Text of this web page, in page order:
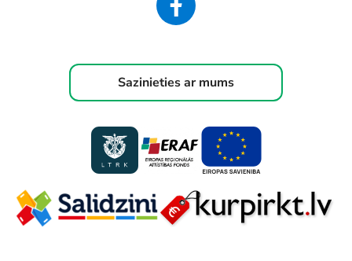
Sazinieties ar mums